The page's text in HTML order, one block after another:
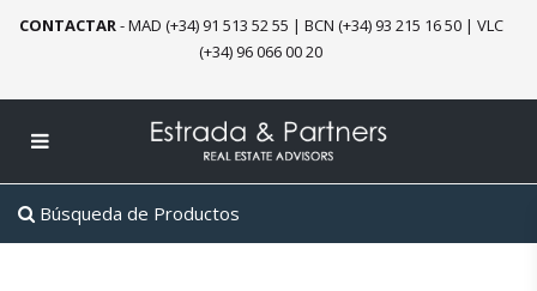
CONTACTAR-MAD (+34) 91 513 52 55 | BCN (+34) 93 215 16 50| VLC
(+34) 96 066 00 20
Búsqueda de Productos